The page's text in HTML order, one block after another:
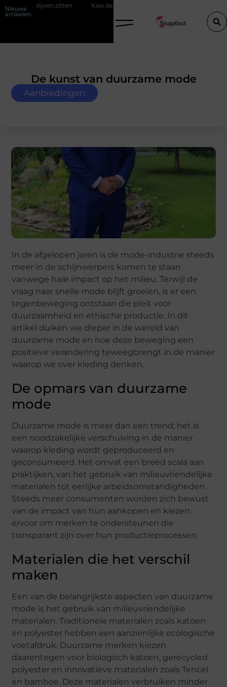
Nieuwe
artikelen
Kies de perfecte tussenjas voor heren
De kunst van duurzame mode
Aanbiedingen
In de afgelopen jaren is de mode-industrie steeds
meer in de schijnwerpers komen te staan
vanwege haar impact op het milieu. Terwijl de
vraag naar snelle mode blijft groeien, is er een
tegenbeweging ontstaan die pleit voor
duurzaamheid en ethische productie. In dit
artikel duiken we dieper in de wereld van
duurzame mode en hoe deze beweging een
positieve verandering teweegbrengt in de manier
waarop we over kleding denken.
De opmars van duurzame
mode
Duurzame mode is meer dan een trend; het is
een noodzakelijke verschuiving in de manier
waarop kleding wordt geproduceerd en
geconsumeerd. Het omvat een breed scala aan
praktijken, van het gebruik van milieuvriendelijke
materialen tot eerlijke arbeidsomstandigheden.
Steeds meer consumenten worden zich bewust
van de impact van hun aankopen en kiezen
ervoor om merken te ondersteunen die
transparant zijn over hun productieprocessen.
Materialen die het verschil
maken
Een van de belangrijkste aspecten van duurzame
mode is het gebruik van milieuvriendelijke
materialen. Traditionele materialen zoals katoen
en polyester hebben een aanzienlijke ecologische
voetafdruk. Duurzame merken kiezen
daarentegen voor biologisch katoen, gerecycled
polyester en innovatieve materialen zoals Tencel
en bamboe. Deze materialen verbruiken minder